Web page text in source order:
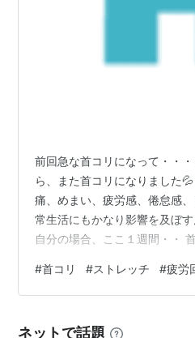
前回急な首コリになって・・
ら、また首コリになりました
痛、めまい、疲労感、倦怠感
常生活にもかなり影響を及ぼ
自分の場合、ここ１週間・・
り・・もの凄い倦怠感に襲わ
トレをして、マッサージをす
#首コリ #ストレッチ #疲労
ネットで話題